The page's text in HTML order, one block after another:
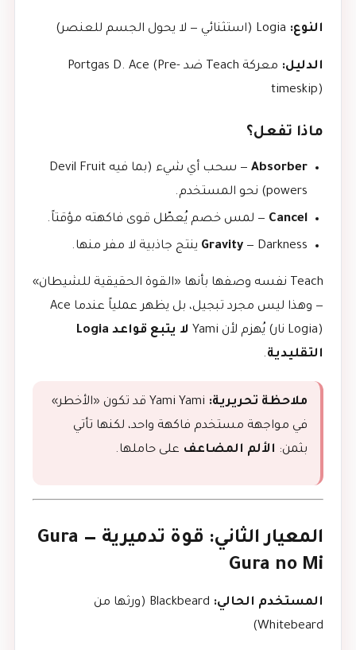
النوع:
الدليل:
معركة Teach ضد Portgas D. Ace (Pre-
timeskip)
ماذا تفعل؟
Absorber
— سحب أي شيء (بما فيه Devil Fruit
powers) نحو المستخدم.
Cancel — لمس خصم يُعطّل قوى فاكهته مؤقتاً.
Gravity — Darkness ينتج جاذبية لا مفر منها.
Teach نفسه وصفها بأنها «القوة الحقيقية للشيطان»
— وهذا ليس مجرد تبجيل، بل يظهر عملياً عندما Ace
(Logia نار) يُهزم لأن Yami
لا يتبع قواعد Logia
التقليدية.
ملاحظة تحريرية:
Yami Yami قد تكون «الأخطر»
في مواجهة مستخدم فاكهة واحد، لكنها تأتي
بثمن: الألم المضاعف على حاملها.
المعيار الثاني: قوة تدميرية — Gura
Gura no Mi
المستخدم الحالي:
Blackbeard (ورثها من
Whitebeard)